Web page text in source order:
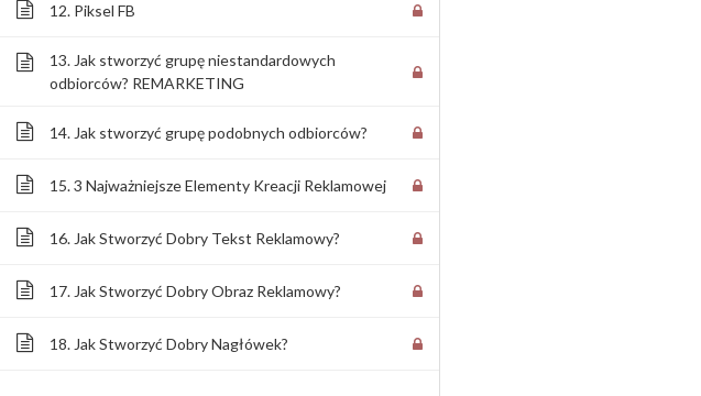
12. Piksel FB
13. Jak stworzyć grupę niestandardowych
odbiorców? REMARKETING
14. Jak stworzyć grupę podobnych odbiorców?
15. 3 Najważniejsze Elementy Kreacji Reklamowej
16. Jak Stworzyć Dobry Tekst Reklamowy?
17. Jak Stworzyć Dobry Obraz Reklamowy?
18. Jak Stworzyć Dobry Nagłówek?